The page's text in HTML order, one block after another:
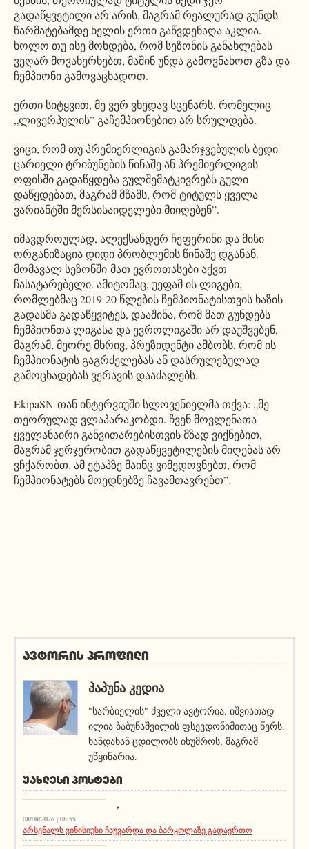
გადაწყვეტილი არ არის, მაგრამ რეალურად გუნდს
წარმატებამდე ხელის ერთი გაწვდენაღა აკლია.
ხოლო თუ ისე მოხდება, რომ სეზონის განახლებას
ვეღარ მოვახერხებთ, მაშინ უნდა გამოვნახოთ გზა და
ჩემპიონი გამოვაცხადოთ.
ერთი სიტყვით, მე ვერ ვხედავ სცენარს, რომელიც
„ლივერპულის” გაჩემპიონებით არ სრულდება.
ვიცი, რომ თუ პრემიერლიგის გამარჯვებულის ბედი
ცარიელი ტრიბუნების წინაშე ან პრემიერლიგის
ოფისში გადაწყდება გულშემატკივრებს გული
დაწყდებათ, მაგრამ მწამს, რომ ტიტულს ყველა
ვარიანტში მერსისაიდელები მიიღებენ”.
იმავდროულად, ალექსანდერ ჩეფერინი და მისი
ორგანიზაცია დიდი პრობლემის წინაშე დგანან.
მომავალ სეზონში მათ ევროთასები აქვთ
ჩასატარებელი. ამიტომაც, უეფამ ის ლიგები,
რომლებმაც 2019-20 წლების ჩემპიონატისთვის ხაზის
გადასმა გადაწყვიტეს, დააშინა, რომ მათ გუნდებს
ჩემპიონთა ლიგასა და ევროლიგაში არ დაუშვებენ,
მაგრამ, მეორე მხრივ, პრეზიდენტი ამბობს, რომ ის
ჩემპიონატის გაგრძელებას ან დასრულებულად
გამოცხადებას ვერავის დააძალებს.
EkipaSN-თან ინტერვიუში სლოვენიელმა თქვა: „მე
თეორულად ვლაპარაკობდი. ჩვენ მოვლენათა
ყველანაირი განვითარებისთვის მზად ვიქნებით,
მაგრამ ჯერჯერობით გადაწყვეტილების მიღებას არ
ვჩქარობთ. ამ ეტაპზე მაინც ვიმედოვნებთ, რომ
ჩემპიონატებს მოედნებზე ჩავამთავრებთ”.
ავტორის პროფილი
ᲞᲐᲞᲣᲜᲐ ᲙᲔᲓᲘᲐ
"სარბიელის" ძველი ავტორია. იშვიათად
ილია ბაბუნაშვილის ფსევდონიმითაც წერს.
ხანდახან ცდილობს იხუმროს, მაგრამ
უწყინარია.
ᲣᲐᲮᲚᲔᲡᲘ ᲞᲝᲡᲢᲔᲑᲘ
სიახლეები
08/08/2026 | 08:55
არსენალს ვინისიუსი ჩაუვარდა და ბარკოლაზე გადაერთო
აქეთურ-იქითური